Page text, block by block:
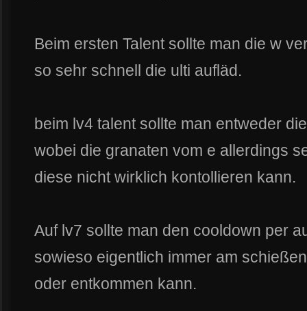
Beim ersten Talent sollte man die w
so sehr schnell die ulti aufläd.
beim lv4 talent sollte man entweder
wobei die granaten vom e allerdings
diese nicht wirklich kontollieren kann.
Auf lv7 sollte man den cooldown per
sowieso eigentlich immer am
oder entkommen kann.